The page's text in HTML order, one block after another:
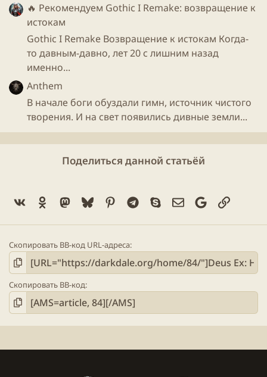
🔥 Рекомендуем Gothic I Remake: возвращение к
истокам
Gothic I Remake Возвращение к истокам Когда-
то давным-давно, лет 20 с лишним назад
именно...
Anthem
В начале боги обуздали гимн, источник чистого
творения. И на свет появились дивные земли...
Поделиться данной статьёй
Vk Ok Mastodon
BlueskyPinterestTelegram
SkypeЭлектронная
GoogleСсылка
Скопировать BB-код URL-адреса
Скопировать BB-код